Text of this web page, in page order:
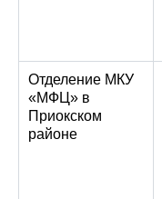
Отделение МКУ
«МФЦ» в
Приокском
районе